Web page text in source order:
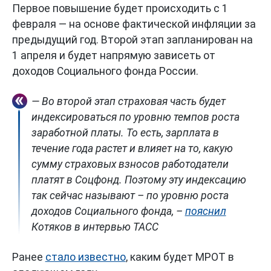
Первое повышение будет происходить с 1
февраля — на основе фактической инфляции за
предыдущий год. Второй этап запланирован на
1 апреля и будет напрямую зависеть от
доходов Социального фонда России.
— Во второй этап страховая часть будет
индексироваться по уровню темпов роста
заработной платы. То есть, зарплата в
течение года растет и влияет на то, какую
сумму страховых взносов работодатели
платят в Соцфонд. Поэтому эту индексацию
так сейчас называют – по уровню роста
доходов Социального фонда, – пояснил
Котяков в интервью ТАСС
Ранее стало известно, каким будет МРОТ в